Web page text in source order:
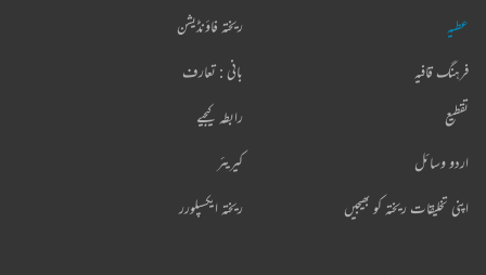
عطیہ
فرہنگ قافیہ
تقطیع
اردو وسائل
اپنی تخلیقات ریختہ کو بھیجیں
ریختہ فاؤنڈیشن
بانی : تعارف
رابطہ کیجیے
کیریئر
ریختہ ایکسپلورر